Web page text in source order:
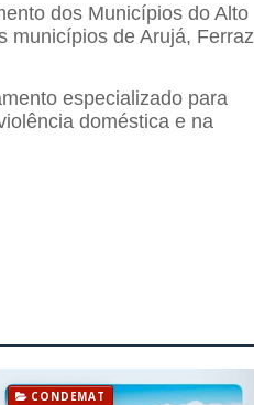
dos Municípios do Alto
municípios de Arujá, Ferraz
especializado para
doméstica e na
CONDEMAT